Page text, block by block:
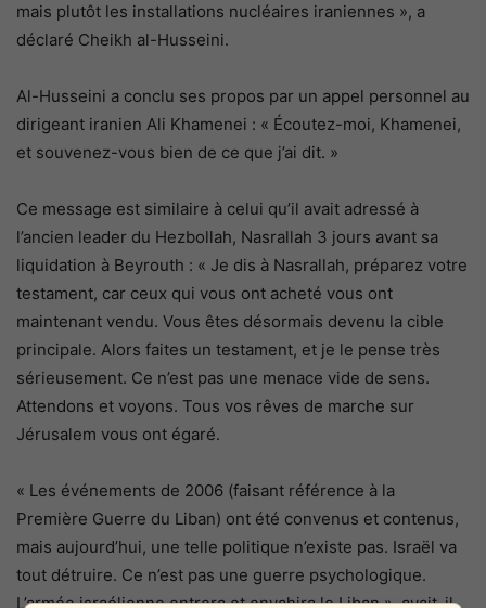
mais plutôt les installations nucléaires iraniennes », a
déclaré Cheikh al-Husseini.
Al-Husseini a conclu ses propos par un appel personnel au
dirigeant iranien Ali Khamenei : « Écoutez-moi, Khamenei,
et souvenez-vous bien de ce que j’ai dit. »
Ce message est similaire à celui qu’il avait adressé à
l’ancien leader du Hezbollah, Nasrallah 3 jours avant sa
liquidation à Beyrouth : « Je dis à Nasrallah, préparez votre
testament, car ceux qui vous ont acheté vous ont
maintenant vendu. Vous êtes désormais devenu la cible
principale. Alors faites un testament, et je le pense très
sérieusement. Ce n’est pas une menace vide de sens.
Attendons et voyons. Tous vos rêves de marche sur
Jérusalem vous ont égaré.
« Les événements de 2006 (faisant référence à la
Première Guerre du Liban) ont été convenus et contenus,
mais aujourd’hui, une telle politique n’existe pas. Israël va
tout détruire. Ce n’est pas une guerre psychologique.
L’armée israélienne entrera et envahira le Liban », avait-il